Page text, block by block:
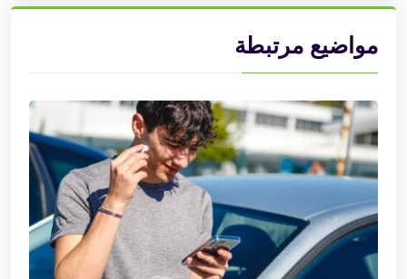
مواضيع مرتبطة